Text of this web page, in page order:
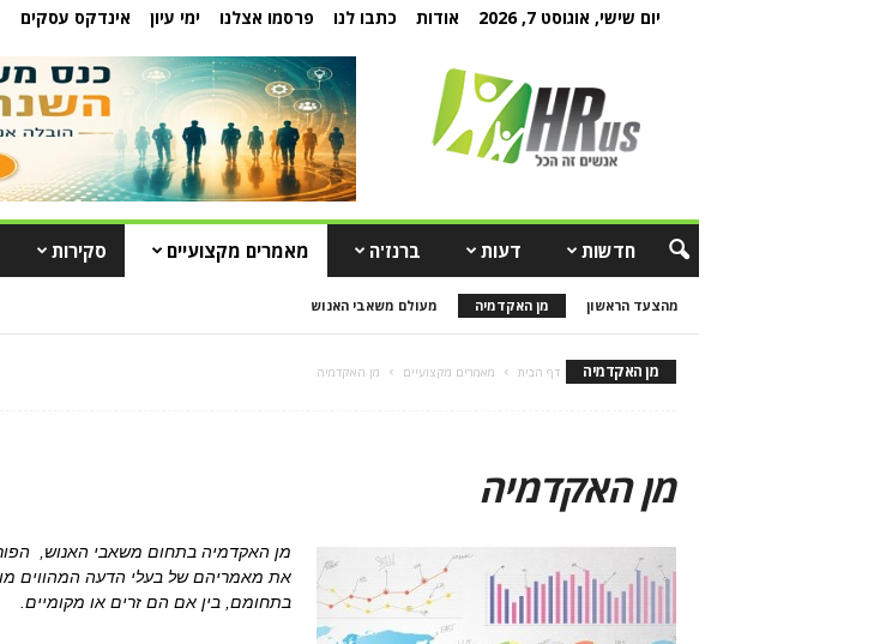
יום שישי, אוגוסט 7, 2026 אודות כתבו לנו פרסמו אצלנו ימי עיון אינדקס עסקים
חדשות דעות ברנז'ה מאמרים מקצועיים סקירות
מהצעד הראשון מן האקדמיה מעולם משאבי האנוש
מן האקדמיה דף הבית מאמרים מקצועיים מן האקדמיה
מן האקדמיה
מן האקדמיה בתחום משאבי האנוש,
את מאמריהם של בעלי הדעה המהווים
בתחומם, בין אם הם זרים או מקומיים.